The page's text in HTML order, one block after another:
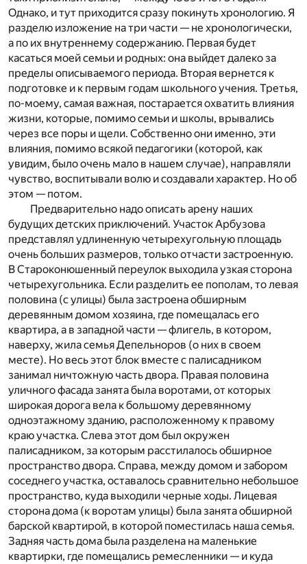
Однако, и тут приходится сразу покинуть хронологию. Я
разделю изложение на три части — не хронологически,
а по их внутреннему содержанию. Первая будет
касаться моей семьи и родных: она выйдет далеко за
пределы описываемого периода. Вторая вернется к
подготовке и к первым годам школьного учения. Третья,
по-моему, самая важная, постарается охватить влияния
жизни, которые, помимо семьи и школы, врывались
через все поры и щели. Собственно они именно, эти
влияния, помимо всякой педагогики (которой, как
увидим, было очень мало в нашем случае), направляли
чувство, воспитывали волю и создавали характер. Но об
этом — потом.
Предварительно надо описать арену наших
будущих детских приключений. Участок Арбузова
представлял удлиненную четырехугольную площадь
очень больших размеров, только отчасти застроенную.
В Староконюшенный переулок выходила узкая сторона
четырехугольника. Если разделить ее пополам, то левая
половина (с улицы) была застроена обширным
деревянным домом хозяина, где помещалась его
квартира, а в западной части — флигель, в котором,
наверху, жила семья Депельноров (о них в своем
месте). Но весь этот блок вместе с палисадником
занимал ничтожную часть двора. Правая половина
уличного фасада занята была воротами, от которых
широкая дорога вела к большому деревянному
одноэтажному зданию, расположенному к правому
краю участка. Слева этот дом был окружен
палисадником, за которым расстилалось обширное
пространство двора. Справа, между домом и забором
соседнего участка, оставалось сравнительно небольшое
пространство, куда выходили черные ходы. Лицевая
сторона дома (к воротам улицы) была занята обширной
барской квартирой, в которой поместилась наша семья.
Задняя часть дома была разделена на маленькие
квартирки, где помещались ремесленники — и куда